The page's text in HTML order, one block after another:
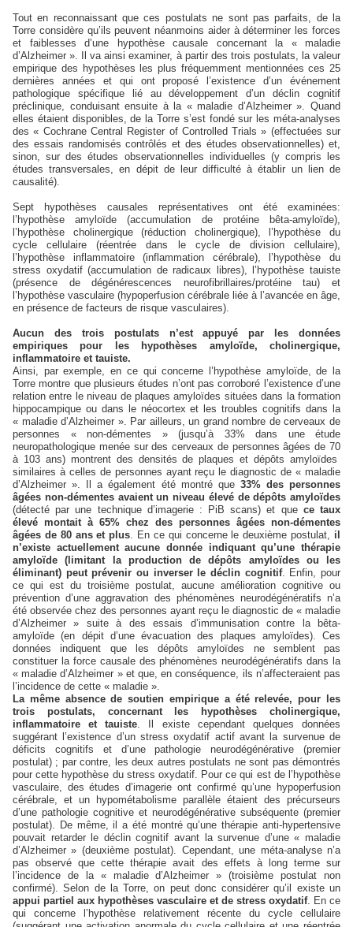
Tout en reconnaissant que ces postulats ne sont pas parfaits, de la
Torre considère qu’ils peuvent néanmoins aider à déterminer les forces
et faiblesses d’une hypothèse causale concernant la « maladie
d’Alzheimer ». Il va ainsi examiner, à partir des trois postulats, la valeur
empirique des hypothèses les plus fréquemment mentionnées ces 25
dernières années et qui ont proposé l’existence d’un événement
pathologique spécifique lié au développement d’un déclin cognitif
préclinique, conduisant ensuite à la « maladie d’Alzheimer ». Quand
elles étaient disponibles, de la Torre s’est fondé sur les méta-analyses
des « Cochrane Central Register of Controlled Trials » (effectuées sur
des essais randomisés contrôlés et des études observationnelles) et,
sinon, sur des études observationnelles individuelles (y compris les
études transversales, en dépit de leur difficulté à établir un lien de
causalité).
Sept hypothèses causales représentatives ont été examinées:
l’hypothèse amyloïde (accumulation de protéine bêta-amyloïde),
l’hypothèse cholinergique (réduction cholinergique), l’hypothèse du
cycle cellulaire (réentrée dans le cycle de division cellulaire),
l’hypothèse inflammatoire (inflammation cérébrale), l’hypothèse du
stress oxydatif (accumulation de radicaux libres), l’hypothèse tauiste
(présence de dégénérescences neurofibrillaires/protéine tau) et
l’hypothèse vasculaire (hypoperfusion cérébrale liée à l’avancée en âge,
en présence de facteurs de risque vasculaires).
Aucun des trois postulats n’est appuyé par les données
empiriques pour les hypothèses amyloïde, cholinergique,
inflammatoire et tauiste.
Ainsi, par exemple, en ce qui concerne l’hypothèse amyloïde, de la
Torre montre que plusieurs études n’ont pas corroboré l’existence d’une
relation entre le niveau de plaques amyloïdes situées dans la formation
hippocampique ou dans le néocortex et les troubles cognitifs dans la
« maladie d’Alzheimer ». Par ailleurs, un grand nombre de cerveaux de
personnes « non-démentes » (jusqu’à 33% dans une étude
neuropathologique menée sur des cerveaux de personnes âgées de 70
à 103 ans) montrent des densités de plaques et dépôts amyloïdes
similaires à celles de personnes ayant reçu le diagnostic de « maladie
d’Alzheimer ». Il a également été montré que 33% des personnes
âgées non-démentes avaient un niveau élevé de dépôts amyloïdes
(détecté par une technique d’imagerie : PiB scans) et que ce taux
élevé montait à 65% chez des personnes âgées non-démentes
âgées de 80 ans et plus. En ce qui concerne le deuxième postulat, il
n’existe actuellement aucune donnée indiquant qu’une thérapie
amyloïde (limitant la production de dépôts amyloïdes ou les
éliminant) peut prévenir ou inverser le déclin cognitif. Enfin, pour
ce qui est du troisième postulat, aucune amélioration cognitive ou
prévention d’une aggravation des phénomènes neurodégénératifs n’a
été observée chez des personnes ayant reçu le diagnostic de « maladie
d’Alzheimer » suite à des essais d’immunisation contre la bêta-
amyloïde (en dépit d’une évacuation des plaques amyloïdes). Ces
données indiquent que les dépôts amyloïdes ne semblent pas
constituer la force causale des phénomènes neurodégénératifs dans la
« maladie d’Alzheimer » et que, en conséquence, ils n’affecteraient pas
l’incidence de cette « maladie ».
La même absence de soutien empirique a été relevée, pour les
trois postulats, concernant les hypothèses cholinergique,
inflammatoire et tauiste. Il existe cependant quelques données
suggérant l’existence d’un stress oxydatif actif avant la survenue de
déficits cognitifs et d’une pathologie neurodégénérative (premier
postulat) ; par contre, les deux autres postulats ne sont pas démontrés
pour cette hypothèse du stress oxydatif. Pour ce qui est de l’hypothèse
vasculaire, des études d’imagerie ont confirmé qu’une hypoperfusion
cérébrale, et un hypométabolisme parallèle étaient des précurseurs
d’une pathologie cognitive et neurodégénérative subséquente (premier
postulat). De même, il a été montré qu’une thérapie anti-hypertensive
pouvait retarder le déclin cognitif avant la survenue d’une « maladie
d’Alzheimer » (deuxième postulat). Cependant, une méta-analyse n’a
pas observé que cette thérapie avait des effets à long terme sur
l’incidence de la « maladie d’Alzheimer » (troisième postulat non
confirmé). Selon de la Torre, on peut donc considérer qu’il existe un
appui partiel aux hypothèses vasculaire et de stress oxydatif. En ce
qui concerne l’hypothèse relativement récente du cycle cellulaire